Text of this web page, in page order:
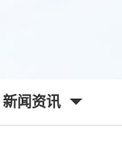
新闻资讯